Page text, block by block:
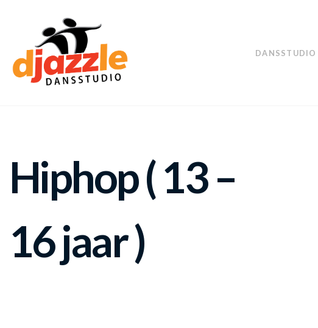
DANSSTUDIO
Hiphop ( 13 –
16 jaar )